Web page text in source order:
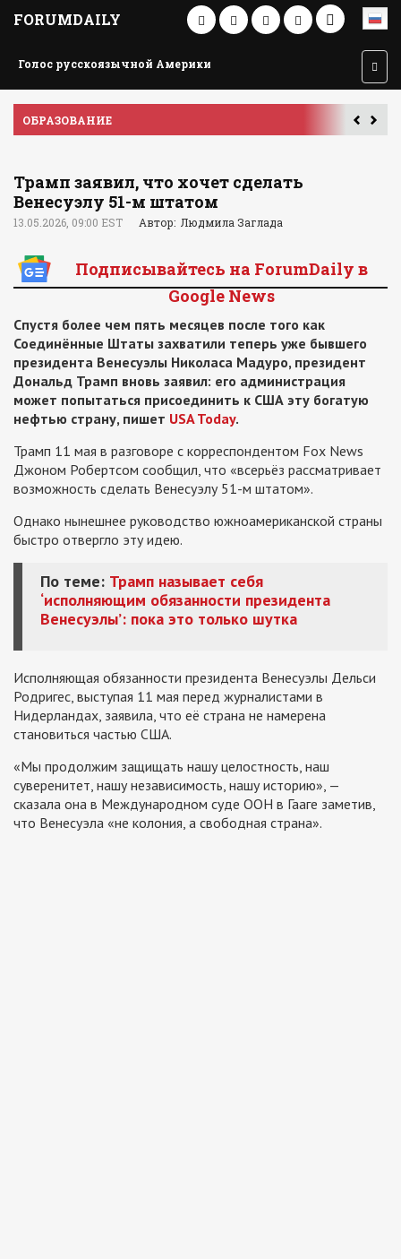
FORUMDAILY
Голос русскоязычной Америки
ОБРАЗОВАНИЕ
Трамп заявил, что хочет сделать
Венесуэлу 51-м штатом
13.05.2026, 09:00 EST Автор: Людмила Заглада
Подписывайтесь на ForumDaily в
Google News
Спустя более чем пять месяцев после того как
Соединённые Штаты захватили теперь уже бывшего
президента Венесуэлы Николаса Мадуро, президент
Дональд Трамп вновь заявил: его администрация
может попытаться присоединить к США эту богатую
нефтью страну, пишет USA Today.
Трамп 11 мая в разговоре с корреспондентом Fox News
Джоном Робертсом сообщил, что «всерьёз рассматривает
возможность сделать Венесуэлу 51-м штатом».
Однако нынешнее руководство южноамериканской страны
быстро отвергло эту идею.
По теме: Трамп называет себя
‘исполняющим обязанности президента
Венесуэлы’: пока это только шутка
Исполняющая обязанности президента Венесуэлы Дельси
Родригес, выступая 11 мая перед журналистами в
Нидерландах, заявила, что её страна не намерена
становиться частью США.
«Мы продолжим защищать нашу целостность, наш
суверенитет, нашу независимость, нашу историю», —
сказала она в Международном суде ООН в Гааге заметив,
что Венесуэла «не колония, а свободная страна».